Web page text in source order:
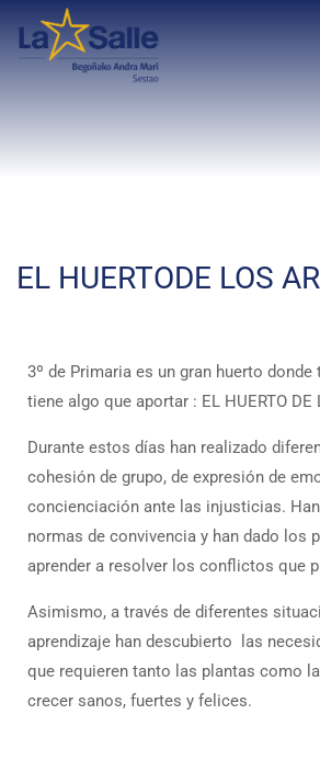
EL HUERTODE LOS
3º de Primaria es un gran huerto
tiene algo que aportar : EL HUERTO DE
Durante estos días han realizado
cohesión de grupo, de expresión de
concienciación ante las injusticias.
normas de convivencia y han dado los
aprender a resolver los conflictos que
Asimismo, a través de diferentes
aprendizaje han descubierto las
que requieren tanto las plantas como
crecer sanos, fuertes y felices.